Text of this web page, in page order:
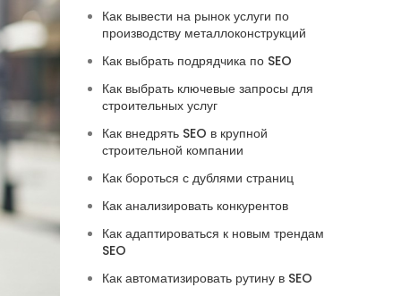
Как вывести на рынок услуги по
производству металлоконструкций
Как выбрать подрядчика по SEO
Как выбрать ключевые запросы для
строительных услуг
Как внедрять SEO в крупной
строительной компании
Как бороться с дублями страниц
Как анализировать конкурентов
Как адаптироваться к новым трендам
SEO
Как автоматизировать рутину в SEO